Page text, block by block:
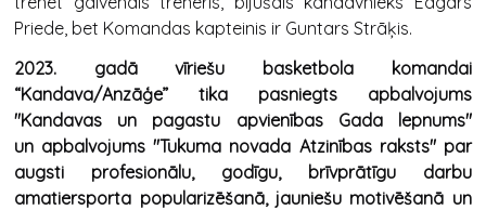
Priede, bet Komandas kapteinis ir Guntars Strāķis.
2023. gadā vīriešu basketbola komandai
“Kandava/Anzāģe” tika pasniegts apbalvojums
"Kandavas un pagastu apvienības Gada lepnums"
un apbalvojums "Tukuma novada Atzinības raksts" par
augsti profesionālu, godīgu, brīvprātīgu darbu
amatiersporta popularizēšanā, jauniešu motivēšanā un